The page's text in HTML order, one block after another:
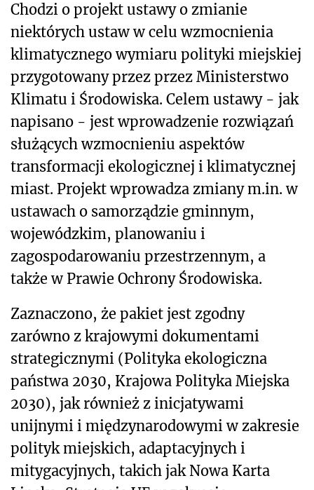
Chodzi o projekt ustawy o zmianie
niektórych ustaw w celu wzmocnienia
klimatycznego wymiaru polityki miejskiej
przygotowany przez przez Ministerstwo
Klimatu i Środowiska. Celem ustawy - jak
napisano - jest wprowadzenie rozwiązań
służących wzmocnieniu aspektów
transformacji ekologicznej i klimatycznej
miast. Projekt wprowadza zmiany m.in. w
ustawach o samorządzie gminnym,
wojewódzkim, planowaniu i
zagospodarowaniu przestrzennym, a
także w Prawie Ochrony Środowiska.
Zaznaczono, że pakiet jest zgodny
zarówno z krajowymi dokumentami
strategicznymi (Polityka ekologiczna
państwa 2030, Krajowa Polityka Miejska
2030), jak również z inicjatywami
unijnymi i międzynarodowymi w zakresie
polityk miejskich, adaptacyjnych i
mitygacyjnych, takich jak Nowa Karta